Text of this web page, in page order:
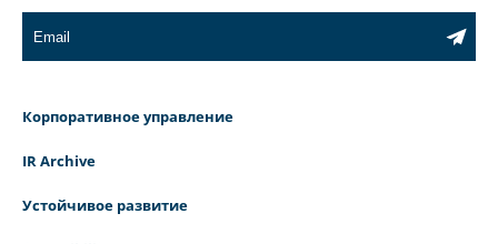
Корпоративное управление
IR Archive
Устойчивое развитие